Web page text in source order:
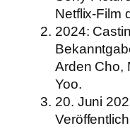
Netflix-Film
2024:
Arden Cho,
Yoo.
20. Juni